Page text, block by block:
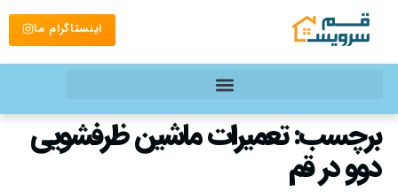
اینستاگرام ما
برچسب:تعمیرات ماشین ظرفشویی
دوو در قم